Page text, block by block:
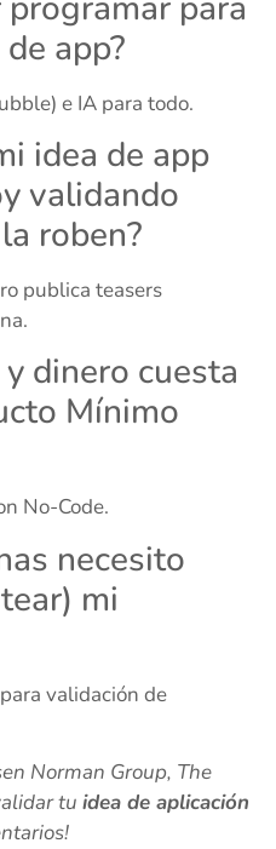
app?
e IA para todo.
idea de app
validando
roben?
publica teasers
dinero cuesta
Mínimo
No-Code.
necesito
mi
validación de
Norman Group, The
tu idea de aplicación